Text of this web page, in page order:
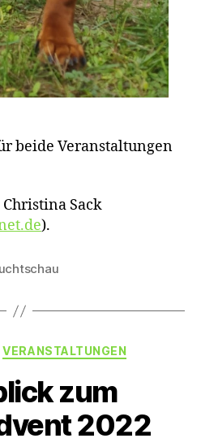
beide Veranstaltungen
Sack
).
Kategorien
VERANSTALTUNGEN
zum
2022